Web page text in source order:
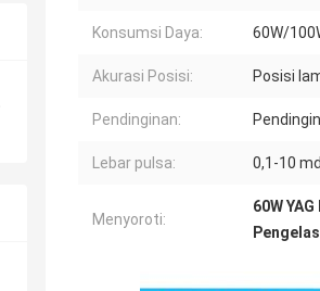
Konsumsi Daya: 60W/
Akurasi Posisi: Posisi
Pendinginan:
Lebar pulsa: 0,1-10 md
Menyoroti:
60W